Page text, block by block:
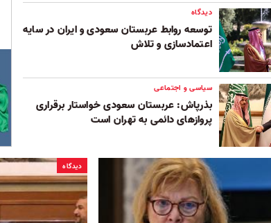
دیدگاه
توسعه روابط عربستان سعودی و ایران در سایه
اعتمادسازی و تلاش
سیاسی و اجتماعی
بذرپاش: عربستان سعودی خواستار برقراری
پروازهای دائمی به تهران است
دیدگاه